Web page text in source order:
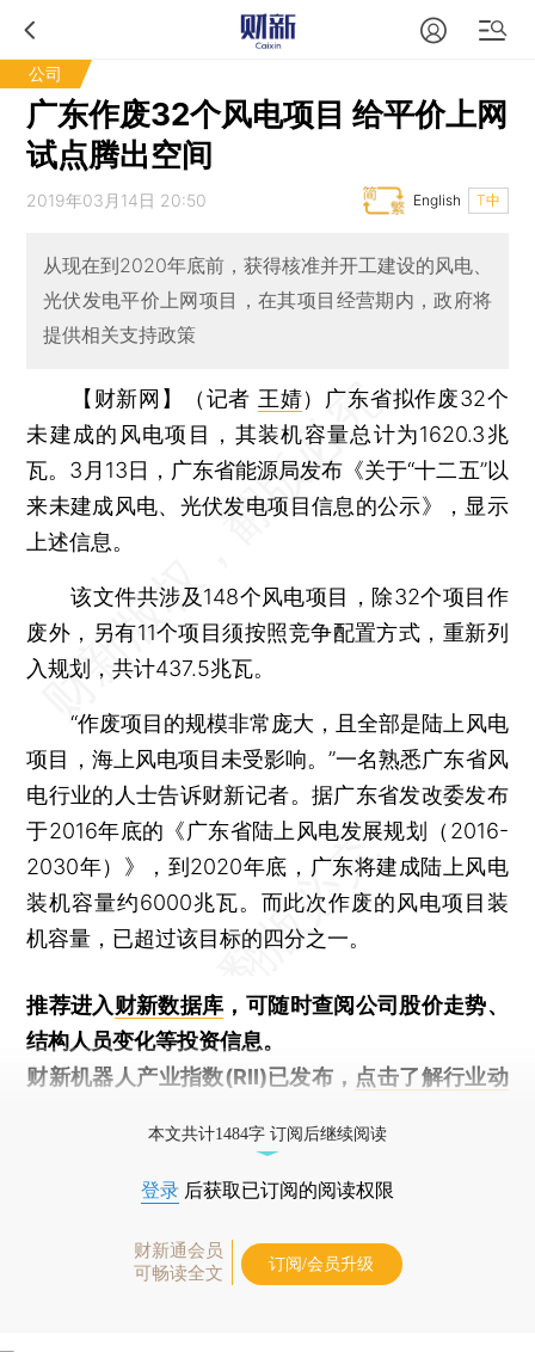
公司
广东作废32个风电项目 给平价上网
试点腾出空间
2019年03月14日 20:50 T中
English
从现在到2020年底前，获得核准并开工建设的风电、
光伏发电平价上网项目，在其项目经营期内，政府将
提供相关支持政策
【财新网】（记者 王婧） 广东省拟作废32个
未建成的风电项目，其装机容量总计为1620.3兆
瓦。3月13日，广东省能源局发布《关于“十二五”以
来未建成风电、光伏发电项目信息的公示》，显示
上述信息。
该文件共涉及148个风电项目，除32个项目作
废外，另有11个项目须按照竞争配置方式，重新列
入规划，共计437.5兆瓦。
“作废项目的规模非常庞大，且全部是陆上风电
项目，海上风电项目未受影响。”一名熟悉广东省风
电行业的人士告诉财新记者。据广东省发改委发布
于2016年底的《广东省陆上风电发展规划（2016-
2030年）》，到2020年底，广东将建成陆上风电
装机容量约6000兆瓦。而此次作废的风电项目装
机容量，已超过该目标的四分之一。
推荐进入财新数据库 ，可随时查阅公司股价走势、
结构人员变化等投资信息。
财新机器人产业指数(RII)已发布， 点击了解行业动
本文共计1484字 订阅后继续阅读
登录 后获取已订阅的阅读权限
财新通会员
可畅读全文
订阅/会员升级